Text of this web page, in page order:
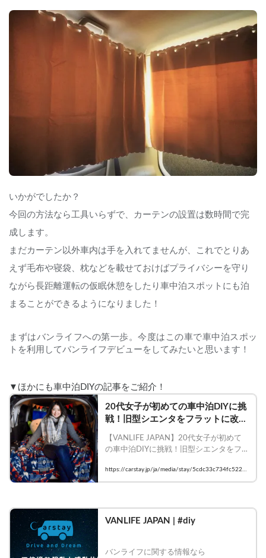
いかがでしたか？
今回の方法なら工具いらずで、カーテンの設置は数時間で完
成します。
まだカーテン以外車内は手を入れてませんが、これでとりあ
えず毛布や寝袋、枕などを載せておけばプライバシーを守り
ながら長距離運転の仮眠休憩をしたり車中泊スポットにも泊
まることができるようになりました！
まずはバンライフへの第一歩。今度はこの車で車中泊スポッ
トを利用してバンライフデビューをしてみたいと思います！
▼ほかにも車中泊DIYの記事をご紹介！
20代女子が初めての車中泊DIYに挑
戦！旧型シエンタをフラットに改造
【VANLIFE JAPAN】20代女子が初めて
の車中泊DIYに挑戦！旧型シエンタをフ
    #Carstay #VANLIFE #車中泊 #車中泊女
子
https://carstay.jp/ja/media/stay/5cdc33c734fc5228
75914409
VANLIFE JAPAN | #diy
バンライフに関する情報なら